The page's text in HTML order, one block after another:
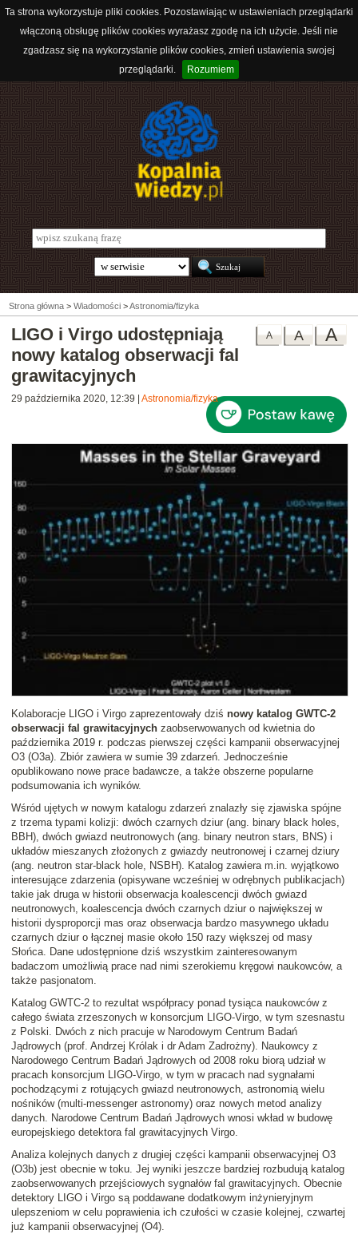
Ta strona wykorzystuje pliki cookies. Pozostawiając w ustawieniach przeglądarki
włączoną obsługę plików cookies wyrażasz zgodę na ich użycie. Jeśli nie
zgadzasz się na wykorzystanie plików cookies, zmień ustawienia swojej
przeglądarki.
Rozumiem
Strona główna > Wiadomości >Astronomia/fizyka
A
A
A
LIGO i Virgo udostępniają
nowy katalog obserwacji fal
grawitacyjnych
29 października 2020, 12:39 Astronomia/fizyka
Kolaboracje LIGO i Virgo zaprezentowały dziś nowy katalog GWTC-2
obserwacji fal grawitacyjnych zaobserwowanych od kwietnia do
października 2019 r. podczas pierwszej części kampanii obserwacyjnej
O3 (O3a). Zbiór zawiera w sumie 39 zdarzeń. Jednocześnie
opublikowano nowe prace badawcze, a także obszerne popularne
podsumowania ich wyników.
Wśród ujętych w nowym katalogu zdarzeń znalazły się zjawiska spójne
z trzema typami kolizji: dwóch czarnych dziur (ang. binary black holes,
BBH), dwóch gwiazd neutronowych (ang. binary neutron stars, BNS) i
układów mieszanych złożonych z gwiazdy neutronowej i czarnej dziury
(ang. neutron star-black hole, NSBH). Katalog zawiera m.in. wyjątkowo
interesujące zdarzenia (opisywane wcześniej w odrębnych publikacjach)
takie jak druga w historii obserwacja koalescencji dwóch gwiazd
neutronowych, koalescencja dwóch czarnych dziur o największej w
historii dysproporcji mas oraz obserwacja bardzo masywnego układu
czarnych dziur o łącznej masie około 150 razy większej od masy
Słońca. Dane udostępnione dziś wszystkim zainteresowanym
badaczom umożliwią prace nad nimi szerokiemu kręgowi naukowców, a
także pasjonatom.
Katalog GWTC-2 to rezultat współpracy ponad tysiąca naukowców z
całego świata zrzeszonych w konsorcjum LIGO-Virgo, w tym szesnastu
z Polski. Dwóch z nich pracuje w Narodowym Centrum Badań
Jądrowych (prof. Andrzej Królak i dr Adam Zadrożny). Naukowcy z
Narodowego Centrum Badań Jądrowych od 2008 roku biorą udział w
pracach konsorcjum LIGO-Virgo, w tym w pracach nad sygnałami
pochodzącymi z rotujących gwiazd neutronowych, astronomią wielu
nośników (multi-messenger astronomy) oraz nowych metod analizy
danych. Narodowe Centrum Badań Jądrowych wnosi wkład w budowę
europejskiego detektora fal grawitacyjnych Virgo.
Analiza kolejnych danych z drugiej części kampanii obserwacyjnej O3
(O3b) jest obecnie w toku. Jej wyniki jeszcze bardziej rozbudują katalog
zaobserwowanych przejściowych sygnałów fal grawitacyjnych. Obecnie
detektory LIGO i Virgo są poddawane dodatkowym inżynieryjnym
ulepszeniom w celu poprawienia ich czułości w czasie kolejnej, czwartej
już kampanii obserwacyjnej (O4).